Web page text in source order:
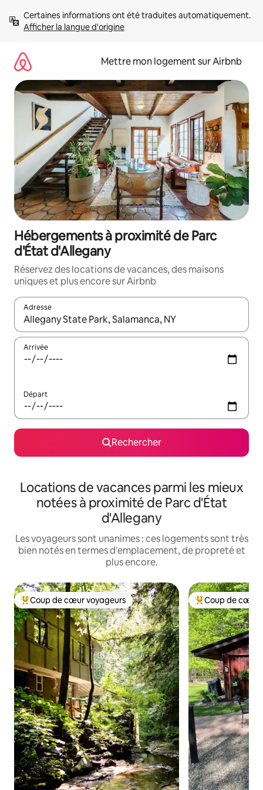
directement
Afficher la langue d'origine
Mettre mon logement sur Airbnb
Hébergements à proximité de Parc
d'État d'Allegany
Réservez des locations de vacances, des maisons
uniques et plus encore sur Airbnb
Adresse
Lorsque les résultats s'affichent, utilisez les flèches vers le
Arrivée
Départ
Rechercher
Locations de vacances parmi les mieux
notées à proximité de Parc d'État
d'Allegany
Les voyageurs sont unanimes : ces logements sont très
bien notés en termes d'emplacement, de propreté et
plus encore.
Coups de cœur voyageurs les plus appréciés
Coup de cœur voyageurs Coups de cœur
Coup de cœur